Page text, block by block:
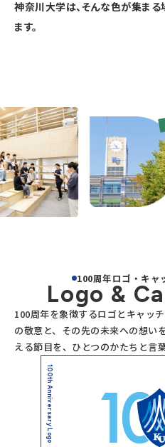
神奈川大学は、そんな色が集ま
ます。
100周年ロゴ・キャ
Logo &
100周年を象徴するロゴとキャッチ
の敬意と、その先の未来への想い
える節目を、ひとつのかたちと言
100th Anniversary Logo